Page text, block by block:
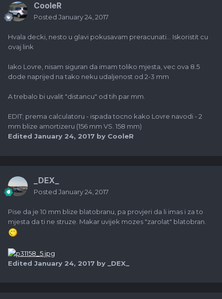
CooleR
Posted January 24, 2017
Hvala decki, nesto u glavi pokusavam preracunati... Iskoristit cu
ovaj link
Iako Lovre, nisam siguran da imam toliko mjesta, vec ova 8.5
dode naprijed na tako neku udaljenost od 2-3 mm
A trebalo bi uvalit "distancu" od tih par mm.
EDIT; prema calculatoru - ispada tocno kako Lovre navodi - 2
mm blize amortizeru (156 mm VS. 158 mm)
Edited January 24, 2017 by CooleR
_DEX_
Posted January 24, 2017
Pise da je 10 mm blize blatobranu, pa provjeri da li imas i za to
mjesta da ti ne struze. Makar uvijek mozes "zarolat" blatobran.
Edited January 24, 2017 by _DEX_